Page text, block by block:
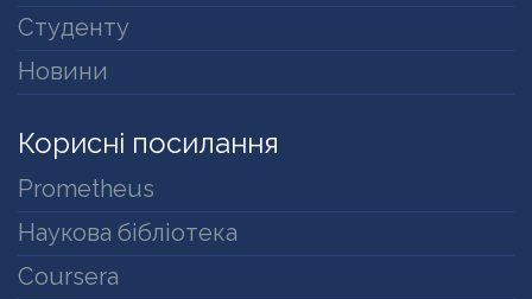
Студенту
Новини
Корисні посилання
Prometheus
Наукова бібліотека
Coursera